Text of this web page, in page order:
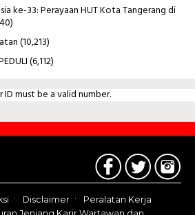
ke-33: Perayaan HUT Kota Tangerang di
(10,213)
(6,112)
must be a valid number.
Disclaimer
Peralatan Kerja